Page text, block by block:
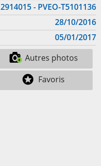
2914015 - PVEO-T5101136
28/10/2016
05/01/2017
Autres photos
Favoris